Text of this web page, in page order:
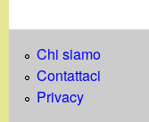
Chi siamo
Contattaci
Privacy